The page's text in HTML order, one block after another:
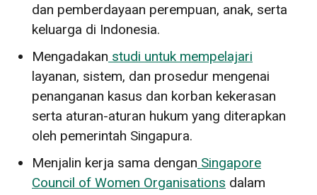
dan pemberdayaan perempuan, anak, serta
keluarga di Indonesia.
Mengadakan studi untuk mempelajari
layanan, sistem, dan prosedur mengenai
penanganan kasus dan korban kekerasan
serta aturan-aturan hukum yang diterapkan
oleh pemerintah Singapura.
Menjalin kerja sama dengan Singapore
Council of Women Organisations dalam